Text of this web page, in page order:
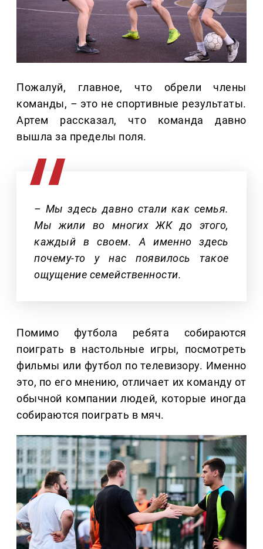
Пожалуй, главное, что обрели члены
команды, – это не спортивные результаты.
Артем рассказал, что команда давно
вышла за пределы поля.
– Мы здесь давно стали как семья.
Мы жили во многих ЖК до этого,
каждый в своем. А именно здесь
почему-то у нас появилось такое
ощущение семейственности.
Помимо футбола ребята собираются
поиграть в настольные игры, посмотреть
фильмы или футбол по телевизору. Именно
это, по его мнению, отличает их команду от
обычной компании людей, которые иногда
собираются поиграть в мяч.